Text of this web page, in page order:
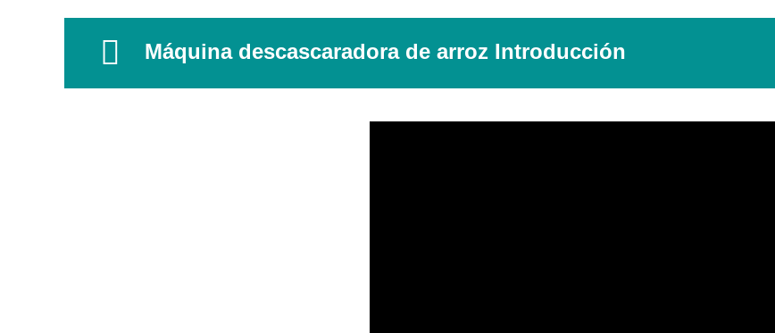
Máquina descascaradora de arroz Introducción